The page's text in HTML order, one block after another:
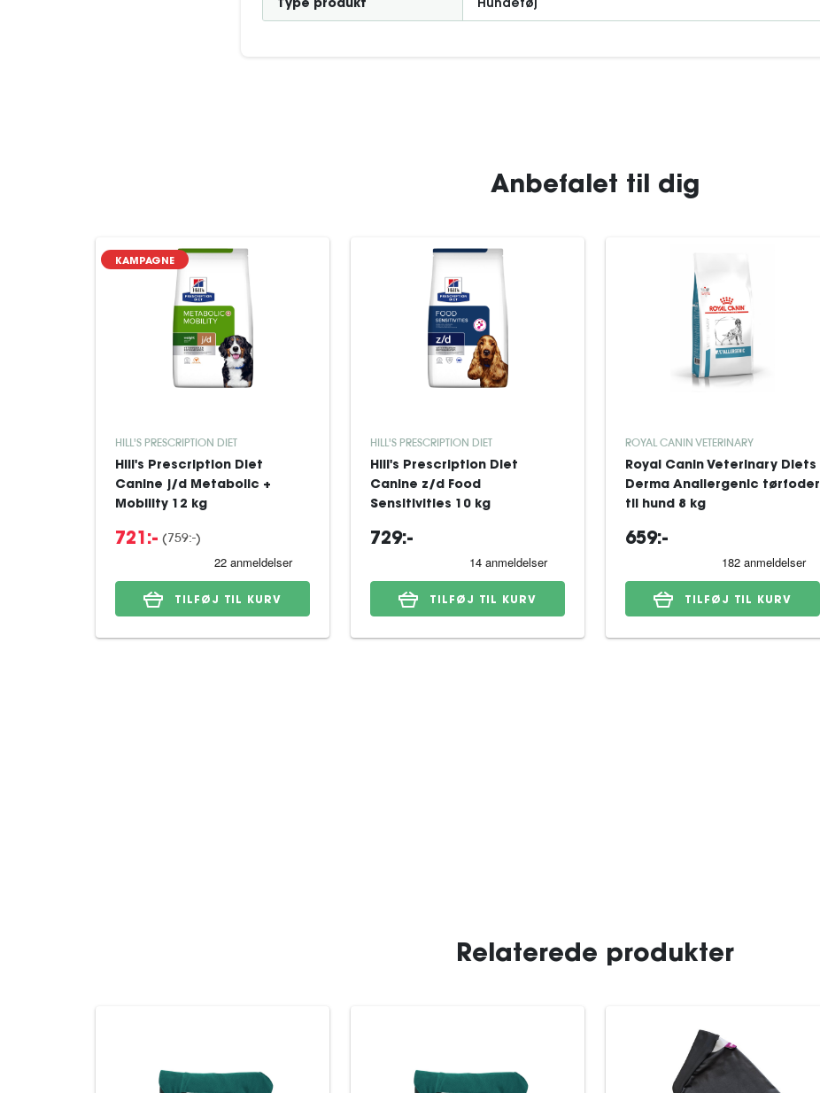
Type produkt Hundetøj
Anbefalet til dig
KAMPAGNE
HILL'S PRESCRIPTION DIET
Hill's Prescription Diet
Canine j/d Metabolic +
Mobility 12 kg
721:- (759:-)
TILFØJ TIL KURV
HILL'S PRESCRIPTION DIET
Hill's Prescription Diet
Canine z/d Food
Sensitivities 10 kg
729:-
TILFØJ TIL KURV
ROYAL CANIN VETERINARY
Royal Canin Veterinary Diets
Derma Anallergenic tørfoder
til hund 8 kg
659:-
TILFØJ TIL KURV
Relaterede produkter